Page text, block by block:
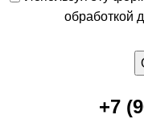
обработкой
+7